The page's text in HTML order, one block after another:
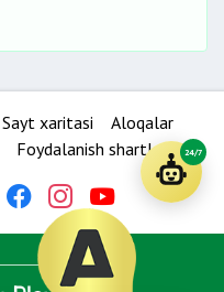
Sayt xaritasi
Aloqalar
Foydalanish shartlari 24/7